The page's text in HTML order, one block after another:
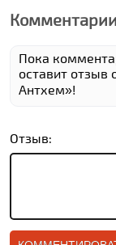
Пока
оставит отзыв
Антхем»!
Отзыв: